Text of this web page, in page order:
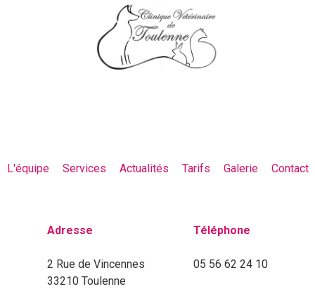
L'équipe Services Actualités Tarifs Galerie Contact
Adresse
2 Rue de Vincennes
33210 Toulenne
Téléphone
05 56 62 24 10